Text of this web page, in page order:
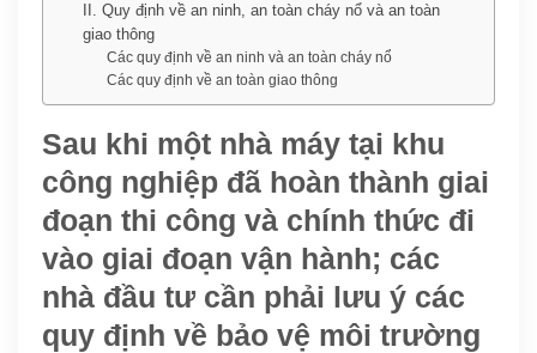
II. Quy định về an ninh, an toàn cháy nổ và an toàn
giao thông
Các quy định về an ninh và an toàn cháy nổ
Các quy định về an toàn giao thông
Sau khi một nhà máy tại khu
công nghiệp đã hoàn thành giai
đoạn thi công và chính thức đi
vào giai đoạn vận hành; các
nhà đầu tư cần phải lưu ý các
quy định về bảo vệ môi trường